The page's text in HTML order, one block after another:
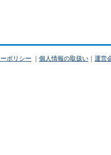
ポリシー ｜ 個人情報の取扱い ｜ 運営